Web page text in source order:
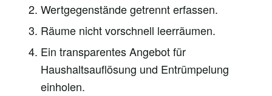
Wertgegenstände getrennt erfassen.
Räume nicht vorschnell leerräumen.
Ein transparentes Angebot für
Haushaltsauflösung und Entrümpelung
einholen.